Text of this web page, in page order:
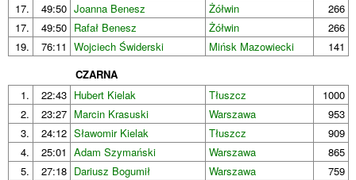
17.
49:50 Joanna Benesz Żółwin
266
17.
49:50 Rafał Benesz Żółwin
266
19.
76:11 Wojciech Świderski Mińsk Mazowiecki
141
CZARNA
1.
22:43 Hubert Kielak Tłuszcz
1000
2.
23:27 Marcin Krasuski Warszawa
953
3.
24:12 Sławomir Kielak Tłuszcz
909
4.
25:01 Adam Szymański Warszawa
865
5.
27:18 Dariusz Bogumił Warszawa
759